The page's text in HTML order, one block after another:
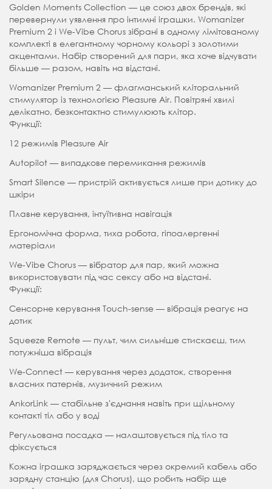
Golden Moments Collection — це союз двох брендів, які
перевернули уявлення про інтимні іграшки. Womanizer
Premium 2 і We-Vibe Chorus зібрані в одному лімітованому
комплекті в елегантному чорному кольорі з золотими
акцентами. Набір створений для пари, яка хоче відчувати
більше — разом, навіть на відстані.
Womanizer Premium 2 — флагманський кліторальний
стимулятор із технологією Pleasure Air. Повітряні хвилі
делікатно, безконтактно стимулюють клітор.
Функції:
12 режимів Pleasure Air
Autopilot — випадкове перемикання режимів
Smart Silence — пристрій активується лише при дотику до
шкіри
Плавне керування, інтуїтивна навігація
Ергономічна форма, тиха робота, гіпоалергенні
матеріали
We-Vibe Chorus — вібратор для пар, який можна
використовувати під час сексу або на відстані.
Функції:
Сенсорне керування Touch-sense — вібрація реагує на
дотик
Squeeze Remote — пульт, чим сильніше стискаєш, тим
потужніша вібрація
We-Connect — керування через додаток, створення
власних патернів, музичний режим
AnkorLink — стабільне зʼєднання навіть при щільному
контакті тіл або у воді
Регульована посадка — налаштовується під тіло та
фіксується
Кожна іграшка заряджається через окремий кабель або
зарядну станцію (для Chorus), що робить набір ще